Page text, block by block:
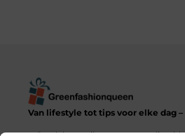
Van lifestyle tot tips voor elke dag